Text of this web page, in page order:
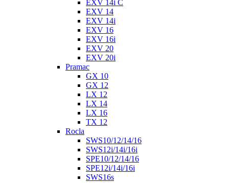
EXV 14i C
EXV 14
EXV 14i
EXV 16
EXV 16i
EXV 20
EXV 20i
Pramac
GX 10
GX 12
LX 12
LX 14
LX 16
TX 12
Rocla
SWS10/12/14/16
SWS12i/14i/16i
SPE10/12/14/16
SPE12i/14i/16i
SWS16s